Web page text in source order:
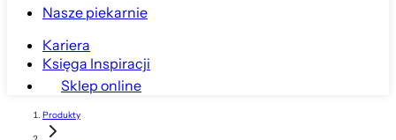
Nasze piekarnie
Kariera
Księga Inspiracji
Sklep online
Produkty